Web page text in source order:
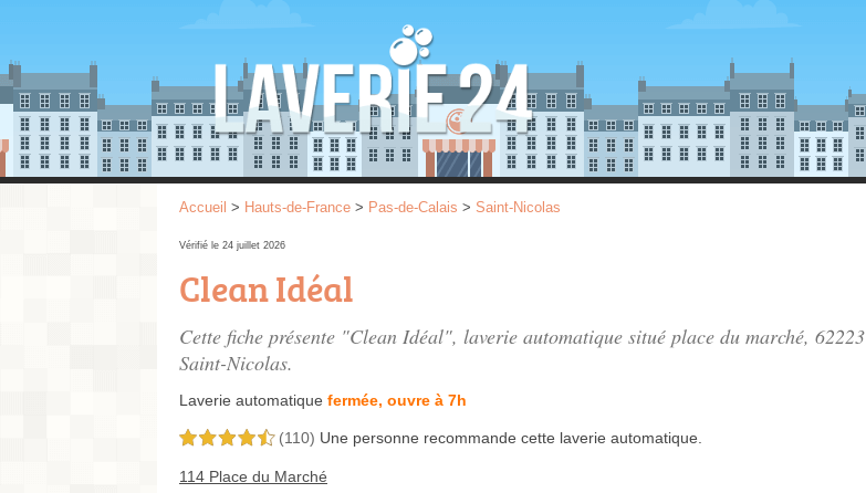
Accueil > Hauts-de-France > Pas-de-Calais > Saint-Nicolas
Vérifié le 24 juillet 2026
Clean Idéal
Cette fiche présente "Clean Idéal", laverie automatique situé place du marché, 62223
Saint-Nicolas.
Laverie automatique fermée, ouvre à 7h
4,5 étoiles sur 5 (110) Une personne recommande cette laverie automatique.
114 Place du Marché